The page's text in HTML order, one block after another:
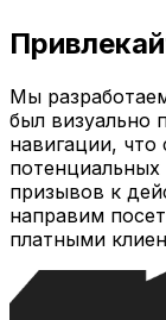
Мы
был визуально
навигации, что
призывов к
направим
платными